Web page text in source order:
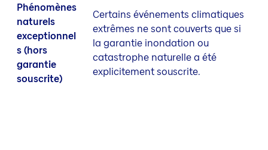
Phénomènes
naturels
exceptionnel
s (hors
garantie
souscrite)
Certains événements climatiques
extrêmes ne sont couverts que si
la garantie inondation ou
catastrophe naturelle a été
explicitement souscrite.